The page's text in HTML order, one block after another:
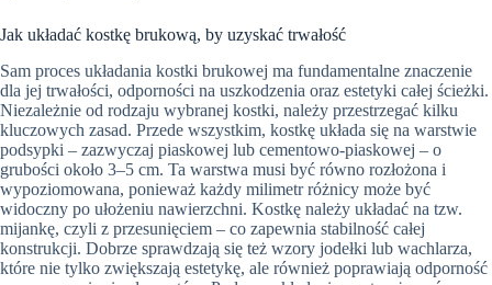
Jak układać kostkę brukową, by uzyskać trwałość
Sam proces układania kostki brukowej ma fundamentalne znaczenie
dla jej trwałości, odporności na uszkodzenia oraz estetyki całej ścieżki.
Niezależnie od rodzaju wybranej kostki, należy przestrzegać kilku
kluczowych zasad. Przede wszystkim, kostkę układa się na warstwie
podsypki – zazwyczaj piaskowej lub cementowo-piaskowej – o
grubości około 3–5 cm. Ta warstwa musi być równo rozłożona i
wypoziomowana, ponieważ każdy milimetr różnicy może być
widoczny po ułożeniu nawierzchni. Kostkę należy układać na tzw.
mijankę, czyli z przesunięciem – co zapewnia stabilność całej
konstrukcji. Dobrze sprawdzają się też wzory jodełki lub wachlarza,
które nie tylko zwiększają estetykę, ale również poprawiają odporność